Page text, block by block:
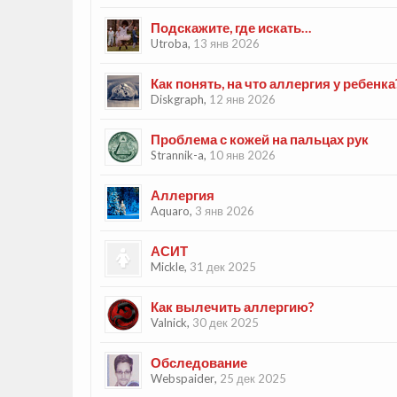
Подскажите, где искать…
Utroba, 13 янв 2026
Как понять, на что аллергия у
Diskgraph, 12 янв 2026
Проблема с кожей на пальцах рук
Strannik-a, 10 янв 2026
Аллергия
Aquaro, 3 янв 2026
АСИТ
Mickle, 31 дек 2025
Как вылечить аллергию?
Valnick, 30 дек 2025
Обследование
Webspaider, 25 дек 2025